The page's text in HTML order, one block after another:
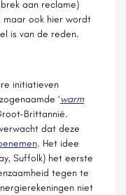
aan reclame)
maar ook hier wordt
is van de reden.
initiatieven
‘warm
Brittannië.
dat deze
. Het idee
Suffolk) het eerste
tegen te
niet